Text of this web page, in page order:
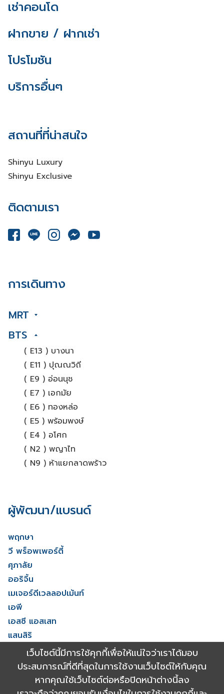
เช่าคอนโด
ฝากขาย / ฝากเช่า
โปรโมชัน
บริการอื่นๆ
สถานที่ที่น่าสนใจ
Shinyu Luxury
Shinyu Exclusive
ติดตามเรา
การเดินทาง
MRT
BTS
( E13 ) บางนา
( E11 ) ปุณณวิถี
( E9 ) อ่อนนุช
( E7 ) เอกมัย
( E6 ) ทองหล่อ
( E5 ) พร้อมพงษ์
( E4 ) อโศก
( N2 ) พญาไท
( N9 ) ห้าแยกลาดพร้าว
ผู้พัฒนา/แบรนด์
พฤกษา
วี พร็อพเพอร์ตี้
ศุภาลัย
ออริจิ้น
เมเจอร์ดีเวลลอปเม้นท์
เอพี
เอสซี แอสเสท
แสนสิริ
โนเบิล ดีเวลลอปเมนท์
ไรมอน แลนด์
ดูทั้งหมด
เว็บไซต์นี้มีการใช้คุกกี้เพื่อให้แน่ใจว่าเราได้มอบ
ประสบการณ์ที่ดีที่สุดในการใช้งานเว็บไซต์ให้กับคุณ
หากคุณใช้เว็บไซต์ต่อหรือปิดหน้าต่างนี้ลง